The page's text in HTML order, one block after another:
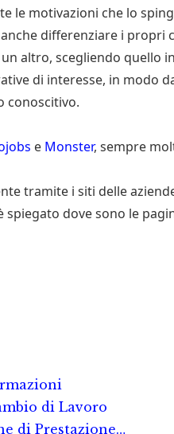
le motivazioni che lo
differenziare i propri
altro, scegliendo quello
di interesse, in modo
conoscitivo.
e Monster, sempre
tramite i siti delle
spiegato dove sono le
di Lavoro
di Prestazione…